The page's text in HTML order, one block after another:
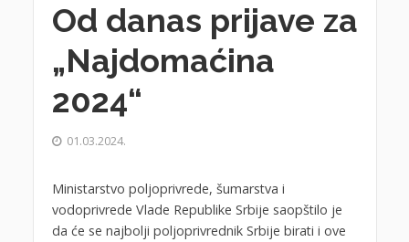
Od danas prijave za
„Najdomaćina
2024“
01.03.2024.
Ministarstvo poljoprivrede, šumarstva i
vodoprivrede Vlade Republike Srbije saopštilo je
da će se najbolji poljoprivrednik Srbije birati i ove